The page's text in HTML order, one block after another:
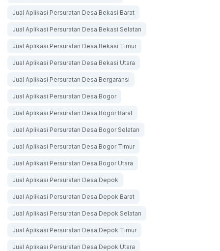
Jual Aplikasi Persuratan Desa Bekasi Barat
Jual Aplikasi Persuratan Desa Bekasi Selatan
Jual Aplikasi Persuratan Desa Bekasi Timur
Jual Aplikasi Persuratan Desa Bekasi Utara
Jual Aplikasi Persuratan Desa Bergaransi
Jual Aplikasi Persuratan Desa Bogor
Jual Aplikasi Persuratan Desa Bogor Barat
Jual Aplikasi Persuratan Desa Bogor Selatan
Jual Aplikasi Persuratan Desa Bogor Timur
Jual Aplikasi Persuratan Desa Bogor Utara
Jual Aplikasi Persuratan Desa Depok
Jual Aplikasi Persuratan Desa Depok Barat
Jual Aplikasi Persuratan Desa Depok Selatan
Jual Aplikasi Persuratan Desa Depok Timur
Jual Aplikasi Persuratan Desa Depok Utara